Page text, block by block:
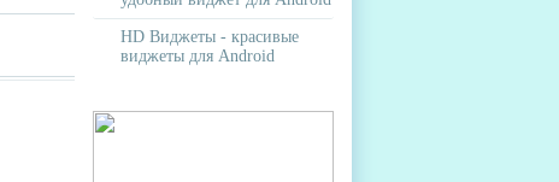
HD Виджеты - красивые
виджеты для Android